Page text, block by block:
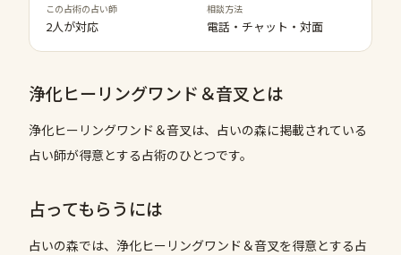
この占術の占い師
2人が対応
相談方法
電話・チャット・対面
浄化ヒーリングワンド＆音叉 とは
浄化ヒーリングワンド＆音叉は、占いの森に掲載されている
占い師が得意とする占術のひとつです。
占ってもらうには
占いの森では、 浄化ヒーリングワンド＆音叉を得意とする占